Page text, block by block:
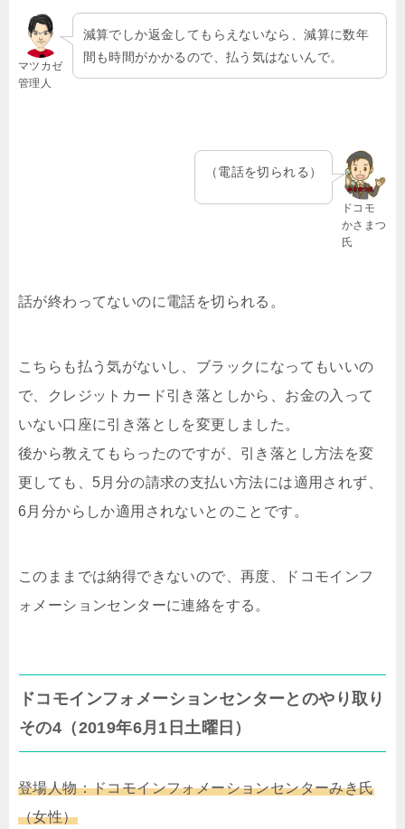
マツカゼ
管理人
減算でしか返金してもらえないなら、減算に数年
間も時間がかかるので、払う気はないんで。
ドコモ
かさまつ
氏
（電話を切られる）
話が終わってないのに電話を切られる。
こちらも払う気がないし、ブラックになってもいいの
で、クレジットカード引き落としから、お金の入って
いない口座に引き落としを変更しました。
後から教えてもらったのですが、引き落とし方法を変
更しても、5月分の請求の支払い方法には適用されず、
6月分からしか適用されないとのことです。
このままでは納得できないので、再度、ドコモインフ
ォメーションセンターに連絡をする。
ドコモインフォメーションセンターとのやり取り
その4（2019年6月1日土曜日）
登場人物：ドコモインフォメーションセンターみき氏
（女性）